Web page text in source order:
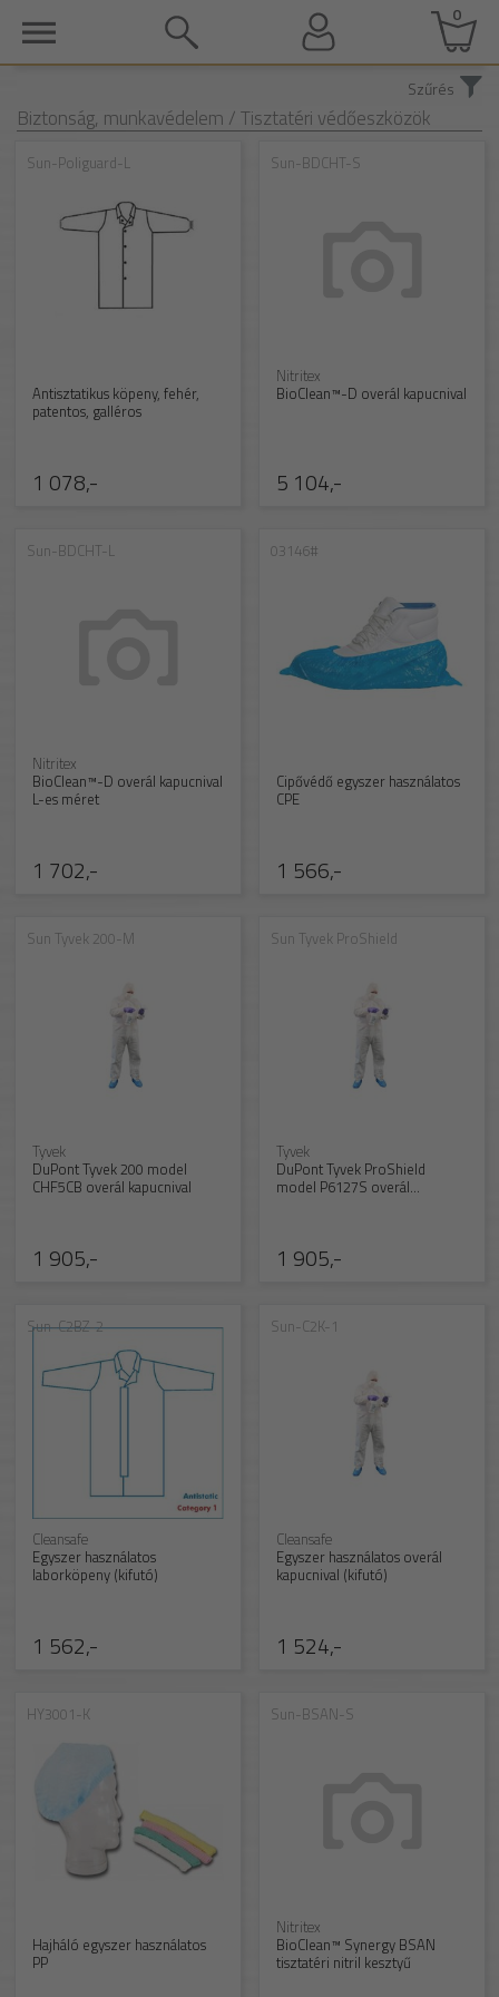
0
Szűrés
Biztonság, munkavédelem / Tisztatéri védőeszközök
Sun-Poliguard-L
1 078,-
Antisztatikus köpeny, fehér,
patentos, galléros
Sun-BDCHT-S
5 104,-
Nitritex
BioClean™-D overál kapucnival
Sun-BDCHT-L
1 702,-
Nitritex
BioClean™-D overál kapucnival
L-es méret
03146#
1 566,-
Cipővédő egyszer használatos
CPE
Sun Tyvek 200-M
1 905,-
Tyvek
DuPont Tyvek 200 model
CHF5CB overál kapucnival
Sun Tyvek ProShield
1 905,-
Tyvek
DuPont Tyvek ProShield
model P6127S overál
Sun-C2BZ-2
1 562,-
Cleansafe
Egyszer használatos
laborköpeny (kifutó)
Sun-C2K-1
1 524,-
Cleansafe
Egyszer használatos overál
kapucnival (kifutó)
HY3001-K
Hajháló egyszer használatos
PP
Sun-BSAN-S
Nitritex
BioClean™ Synergy BSAN
tisztatéri nitril kesztyű